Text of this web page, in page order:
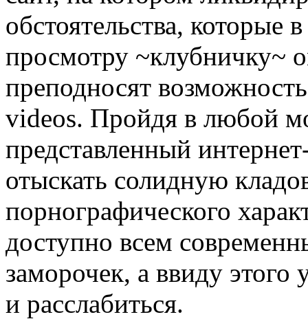
обстоятельства, которые
просмотру ~клубничку~
преподносят
videos. Пройдя в любой
представленный
отыскать солидную
порнографического
доступно всем
заморочек, а ввиду этого
и расслабиться.